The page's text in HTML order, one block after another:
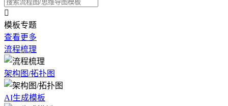

模板专题
查看更多
流程梳理
架构图/拓扑图
AI生成模板